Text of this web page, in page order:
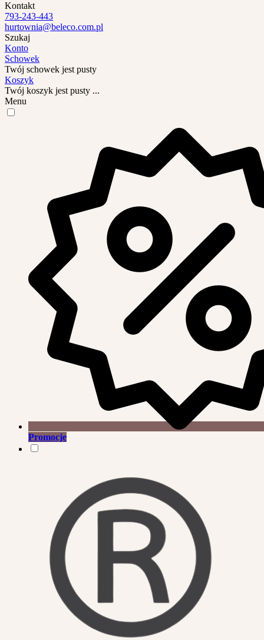
Kontakt
793-243-443
hurtownia@beleco.com.pl
Szukaj
Konto
Schowek
Twój schowek jest pusty
Koszyk
Twój koszyk jest pusty ...
Menu
Promocje